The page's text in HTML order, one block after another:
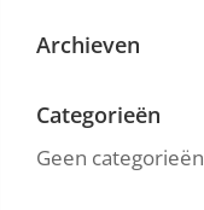
Archieven
Categorieën
Geen categorieën